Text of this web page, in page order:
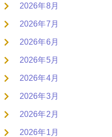
2026年8月
2026年7月
2026年6月
2026年5月
2026年4月
2026年3月
2026年2月
2026年1月